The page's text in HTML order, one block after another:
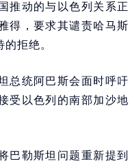
推动的与以色列关系正
得，要求其谴责哈马斯
拒绝。
总统阿巴斯会面时呼吁
受以色列的南部加沙地
巴勒斯坦问题重新提到